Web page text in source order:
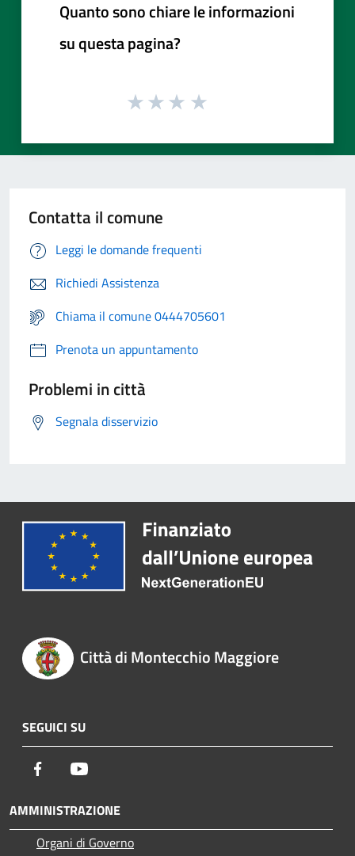
Quanto sono chiare le informazioni
su questa pagina?
Contatta il comune
Leggi le domande frequenti
Richiedi Assistenza
Chiama il comune 0444705601
Prenota un appuntamento
Problemi in città
Segnala disservizio
Città di Montecchio Maggiore
SEGUICI SU
Facebook
AMMINISTRAZIONE
Organi di Governo